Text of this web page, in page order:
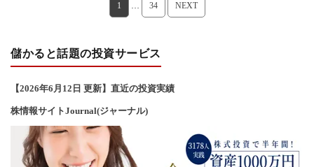
1 … 34 NEXT
儲かると話題の投資サービス
【2026年6 月12 日 更新】直近の投資実績
株情報サイトJournal(ジャーナル)